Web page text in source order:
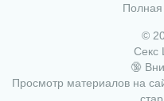
Полная
©
Секс
🔞
Просмотр материалов на